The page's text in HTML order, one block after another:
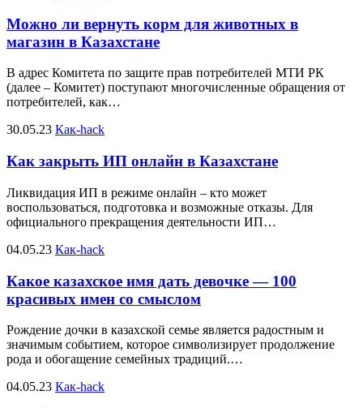
Можно ли вернуть корм для животных в
магазин в Казахстане
В адрес Комитета по защите прав потребителей МТИ РК
(далее – Комитет) поступают многочисленные обращения от
потребителей, как…
30.05.23 Как-hack
Как закрыть ИП онлайн в Казахстане
Ликвидация ИП в режиме онлайн – кто может
воспользоваться, подготовка и возможные отказы. Для
официального прекращения деятельности ИП…
04.05.23 Как-hack
Какое казахское имя дать девочке — 100
красивых имен со смыслом
Рождение дочки в казахской семье является радостным и
значимым событием, которое символизирует продолжение
рода и обогащение семейных традиций.…
04.05.23 Как-hack